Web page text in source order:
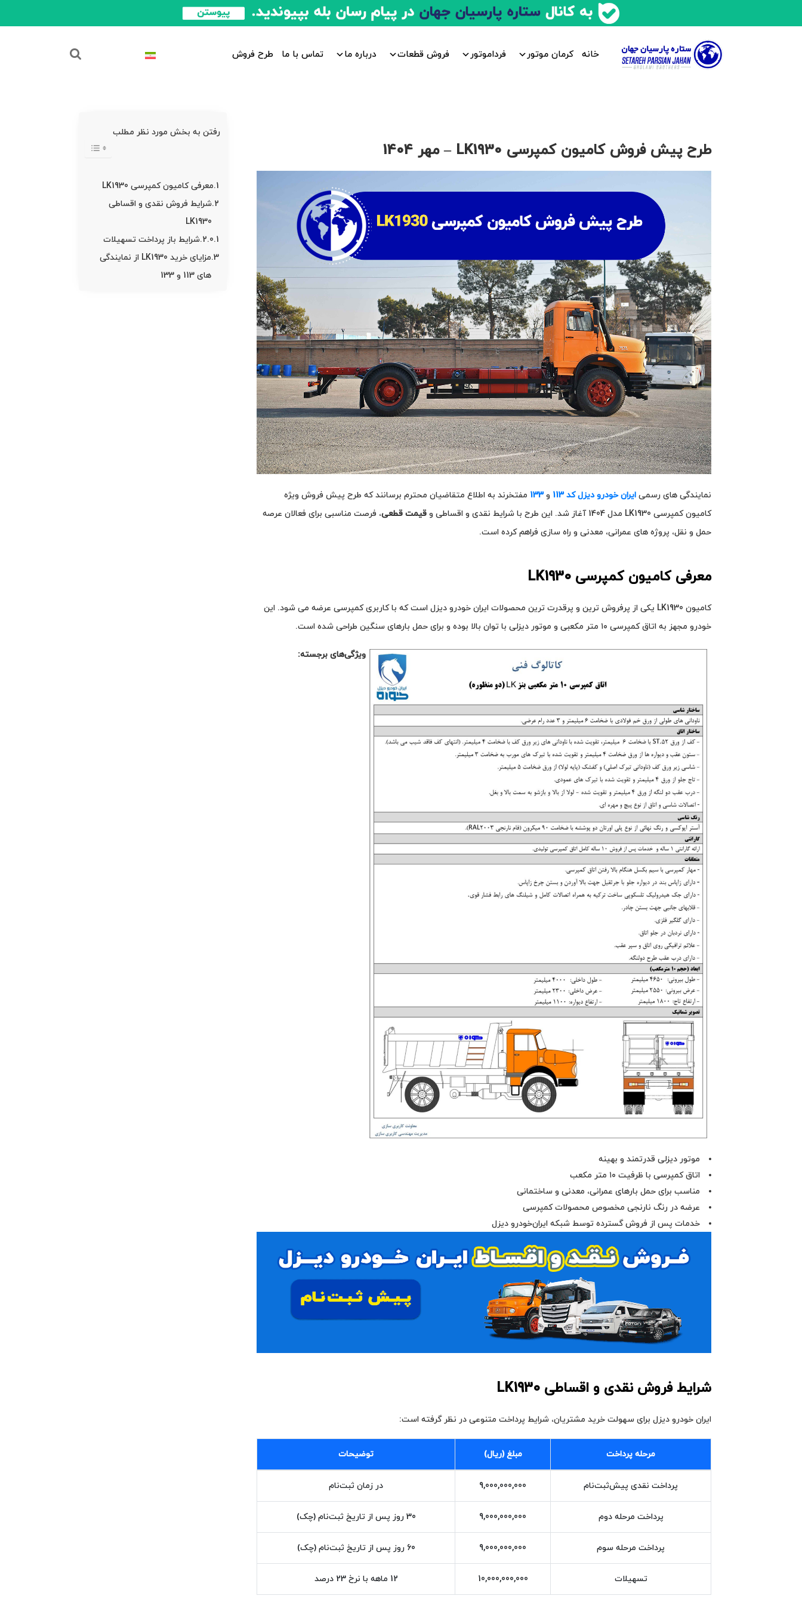
خانه کرمان موتور فرداموتور فروش قطعات درباره ما تماس با ما طرح فروش
طرح پیش فروش کامیون کمپرسی LK1930 – مهر 1404
نمایندگی‌ های رسمی ایران‌ خودرو دیزل کد 113 و133 مفتخرند به اطلاع متقاضیان محترم برسانند که طرح پیش فروش ویژه
کامیون کمپرسی LK1930 مدل 1404 آغاز شد. این طرح با شرایط نقدی و اقساطی و
قیمت قطعی، فرصت مناسبی برای فعالان عرصه
حمل‌ و نقل، پروژه‌ های عمرانی، معدنی و راه‌ سازی فراهم کرده است.
معرفی کامیون کمپرسی LK1930
کامیون LK1930 یکی از پرفروش‌ ترین و پرقدرت‌ ترین محصولات ایران‌ خودرو دیزل است که با کاربری کمپرسی عرضه می‌ شود. این
خودرو مجهز به اتاق کمپرسی ۱۰ متر مکعبی و موتور دیزلی با توان بالا بوده و برای حمل بارهای سنگین طراحی شده است.
ویژگی‌های برجسته:
موتور دیزلی قدرتمند و بهینه
اتاق کمپرسی با ظرفیت ۱۰ متر مکعب
مناسب برای حمل بارهای عمرانی، معدنی و ساختمانی
عرضه در رنگ نارنجی مخصوص محصولات کمپرسی
خدمات پس از فروش گسترده توسط شبکه ایران‌خودرو دیزل
شرایط فروش نقدی و اقساطی LK1930
ایران‌ خودرو دیزل برای سهولت خرید مشتریان، شرایط پرداخت متنوعی در نظر گرفته است:
مرحله پرداخت مبلغ (ریال) توضیحات
پرداخت نقدی پیش‌ثبت‌نام 9,000,000,000 در زمان ثبت‌نام
پرداخت مرحله دوم 9,000,000,000 30 روز پس از تاریخ ثبت‌نام (چک)
پرداخت مرحله سوم 9,000,000,000 60 روز پس از تاریخ ثبت‌نام (چک)
تسهیلات 10,000,000,000 12 ماهه با نرخ 23 درصد
رفتن به بخش مورد نظر مطلب
معرفی کامیون کمپرسی LK1930
شرایط فروش نقدی و اقساطی
LK1930
شرایط باز پرداخت تسهیلات
مزایای خرید LK1930 از نمایندگی‌
های 113 و 133